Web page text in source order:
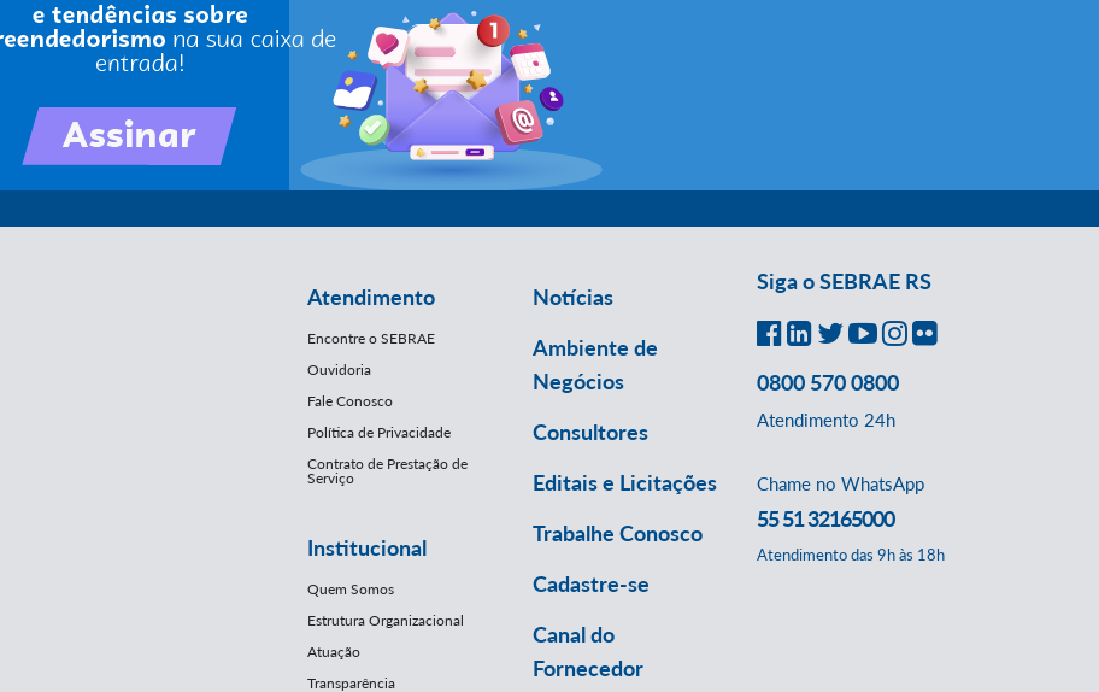
Atendimento
Encontre o SEBRAE
Ouvidoria
Fale Conosco
Política de Privacidade
Contrato de Prestação de
Serviço
Institucional
Quem Somos
Estrutura Organizacional
Atuação
Transparência
Notícias
Ambiente de
Negócios
Consultores
Editais e Licitações
Trabalhe Conosco
Cadastre-se
Canal do
Fornecedor
Siga o SEBRAE RS
0800 570 0800
Atendimento 24h
Chame no WhatsApp
55 51 32165000
Atendimento das 9h às 18h